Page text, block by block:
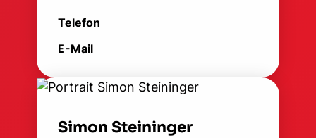
Telefon
E-Mail
Simon Steininger